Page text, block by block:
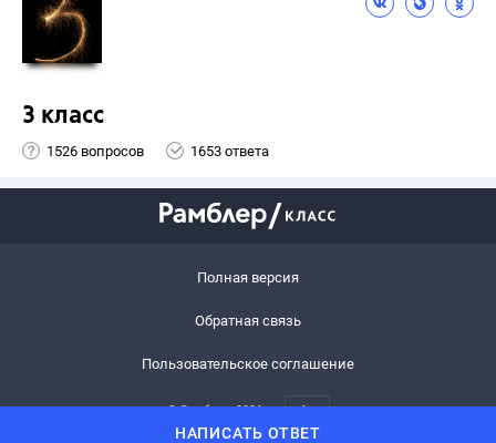
НАПИСАТЬ ОТВЕТ
3 класс
1526 вопросов 1653 ответа
Полная версия
Обратная связь
Пользовательское соглашение
© Рамблер,2026 6+